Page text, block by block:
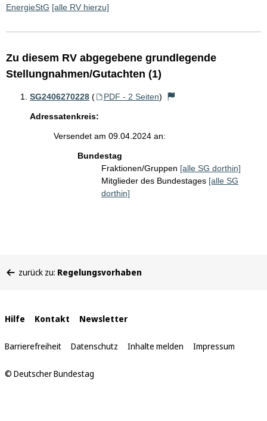
EnergieStG [alle RV hierzu]
Zu diesem RV abgegebene grundlegende
Stellungnahmen/Gutachten (1)
SG2406270228 ( PDF - 2 Seiten)
Adressatenkreis:
Versendet am 09.04.2024 an:
Bundestag
Fraktionen/Gruppen [alle SG dorthin]
Mitglieder des Bundestages [alle SG
dorthin]
befinden
zurück zu: Regelungsvorhaben
Interne
Links
Hilfe Kontakt Newsletter
Barrierefreiheit Datenschutz Inhalte melden Impressum
© Deutscher Bundestag